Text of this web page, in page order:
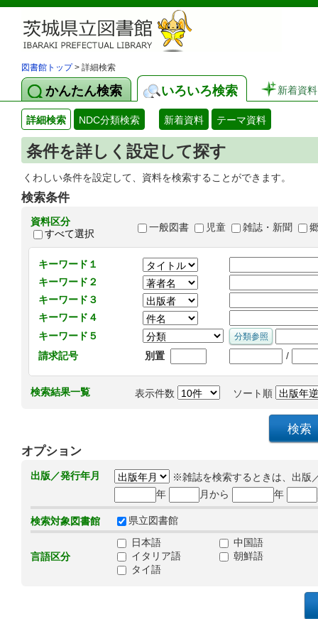
図書館トップ> 詳細検索
かんたん検索 いろいろ検索 新着資料
詳細検索 NDC分類検索 新着資料 テーマ資料
条件を詳しく設定して探す
くわしい条件を設定して、資料を検索することができます。
検索条件
資料区分
すべて選択
一般図書 児童 雑誌・新聞
キーワード１
キーワード２
キーワード３
キーワード４
キーワード５
請求記号
別置 /
検索結果一覧 表示件数 ソート順
オプション
出版／発行年月
※雑誌を検索するときは、出版
年
月から 年
検索対象図書館 県立図書館
言語区分
日本語
中国語
イタリア語
朝鮮語
タイ語